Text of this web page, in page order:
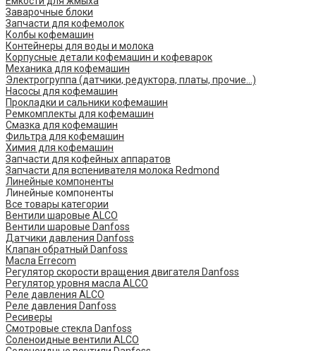
Заварочные блоки
Запчасти для кофемолок
Колбы кофемашин
Контейнеры для воды и молока
Корпусные детали кофемашин и кофеварок
Механика для кофемашин
Электрогруппа (датчики, редуктора, платы, прочие...)
Насосы для кофемашин
Прокладки и сальники кофемашин
Ремкомплекты для кофемашин
Смазка для кофемашин
Фильтра для кофемашин
Химия для кофемашин
Запчасти для кофейных аппаратов
Запчасти для вспенивателя молока Redmond
Линейные компоненты
Линейные компоненты
Все товары категории
Вентили шаровые ALCO
Вентили шаровые Danfoss
Датчики давления Danfoss
Клапан обратный Danfoss
Масла Errecom
Регулятор скорости вращения двигателя Danfoss
Регулятор уровня масла ALCO
Реле давления ALCO
Реле давления Danfoss
Ресиверы
Смотровые стекла Danfoss
Соленоидные вентили ALCO